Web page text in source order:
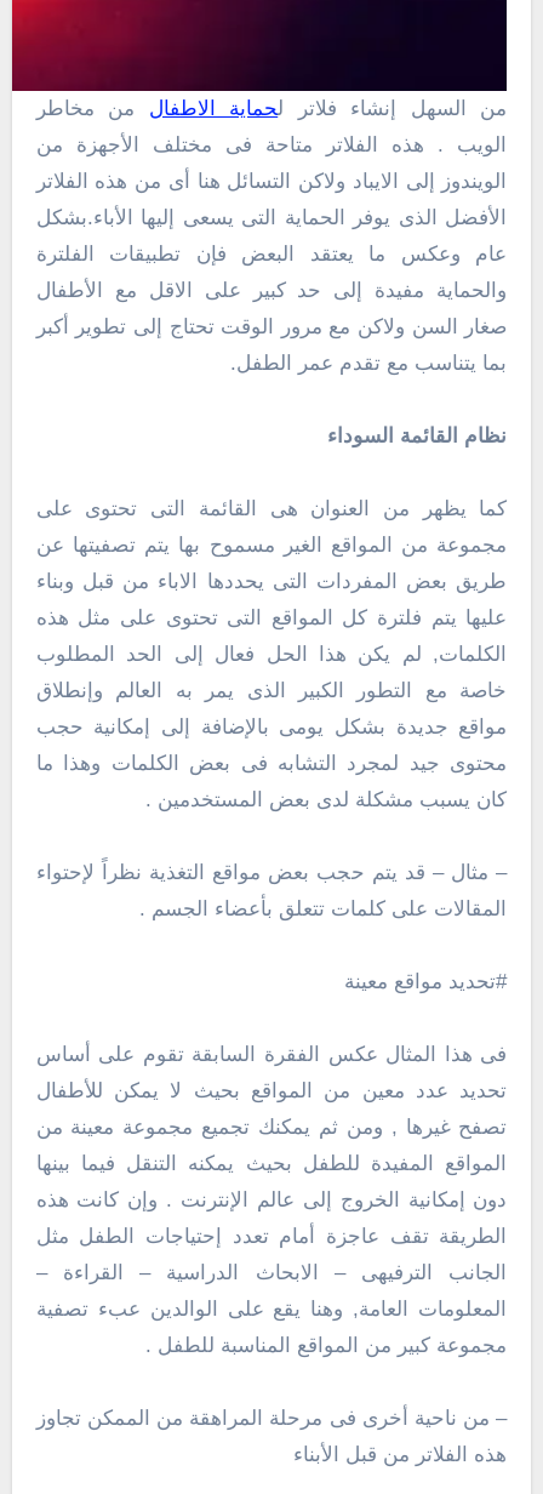
من السهل إنشاء فلاتر لحماية الاطفال من مخاطر
الويب . هذه الفلاتر متاحة فى مختلف الأجهزة من
الويندوز إلى الايباد ولاكن التسائل هنا أى من هذه الفلاتر
الأفضل الذى يوفر الحماية التى يسعى إليها الأباء.بشكل
عام وعكس ما يعتقد البعض فإن تطبيقات الفلترة
والحماية مفيدة إلى حد كبير على الاقل مع الأطفال
صغار السن ولاكن مع مرور الوقت تحتاج إلى تطوير أكبر
بما يتناسب مع تقدم عمر الطفل.
نظام القائمة السوداء
كما يظهر من العنوان هى القائمة التى تحتوى على
مجموعة من المواقع الغير مسموح بها يتم تصفيتها عن
طريق بعض المفردات التى يحددها الاباء من قبل وبناء
عليها يتم فلترة كل المواقع التى تحتوى على مثل هذه
الكلمات, لم يكن هذا الحل فعال إلى الحد المطلوب
خاصة مع التطور الكبير الذى يمر به العالم وإنطلاق
مواقع جديدة بشكل يومى بالإضافة إلى إمكانية حجب
محتوى جيد لمجرد التشابه فى بعض الكلمات وهذا ما
كان يسبب مشكلة لدى بعض المستخدمين .
– مثال – قد يتم حجب بعض مواقع التغذية نظراً لإحتواء
المقالات على كلمات تتعلق بأعضاء الجسم .
#تحديد مواقع معينة
فى هذا المثال عكس الفقرة السابقة تقوم على أساس
تحديد عدد معين من المواقع بحيث لا يمكن للأطفال
تصفح غيرها , ومن ثم يمكنك تجميع مجموعة معينة من
المواقع المفيدة للطفل بحيث يمكنه التنقل فيما بينها
دون إمكانية الخروج إلى عالم الإنترنت . وإن كانت هذه
الطريقة تقف عاجزة أمام تعدد إحتياجات الطفل مثل
الجانب الترفيهى – الابحاث الدراسية – القراءة –
المعلومات العامة, وهنا يقع على الوالدين عبء تصفية
مجموعة كبير من المواقع المناسبة للطفل .
– من ناحية أخرى فى مرحلة المراهقة من الممكن تجاوز
هذه الفلاتر من قبل الأبناء